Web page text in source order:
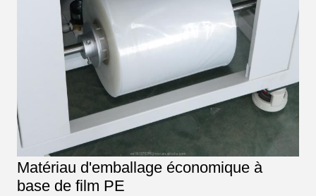
Matériau d'emballage économique à
base de film PE